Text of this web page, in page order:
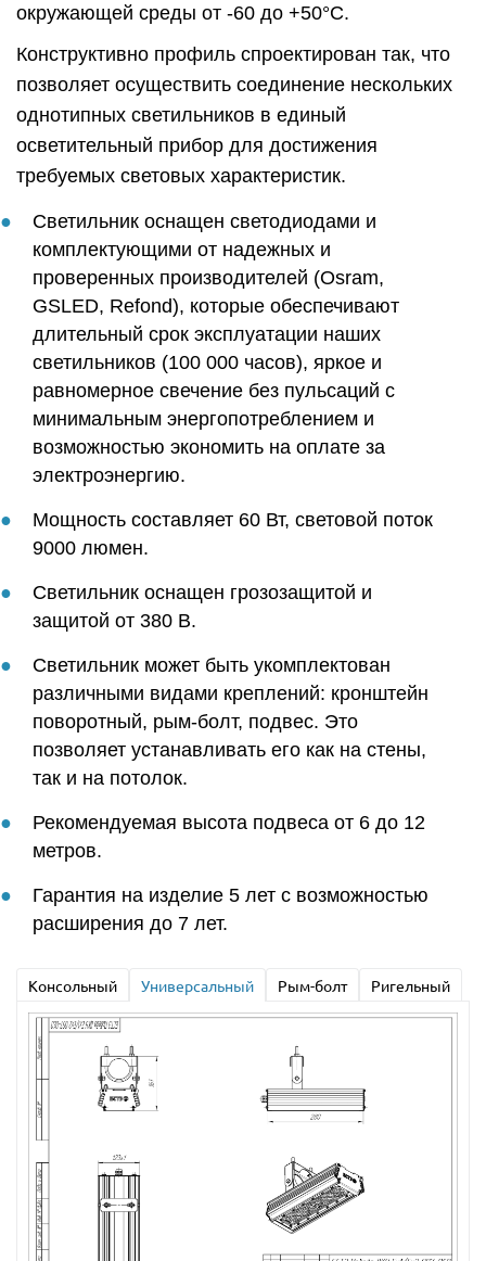
окружающей среды от -60 до +50°C.
Конструктивно профиль спроектирован так, что
позволяет осуществить соединение нескольких
однотипных светильников в единый
осветительный прибор для достижения
требуемых световых характеристик.
Светильник оснащен светодиодами и
комплектующими от надежных и
проверенных производителей (Osram,
GSLED, Refond), которые обеспечивают
длительный срок эксплуатации наших
светильников (100 000 часов), яркое и
равномерное свечение без пульсаций с
минимальным энергопотреблением и
возможностью экономить на оплате за
электроэнергию.
Мощность составляет 60 Вт, световой поток
9000 люмен.
Светильник оснащен грозозащитой и
защитой от 380 В.
Светильник может быть укомплектован
различными видами креплений: кронштейн
поворотный, рым-болт, подвес. Это
позволяет устанавливать его как на стены,
так и на потолок.
Рекомендуемая высота подвеса от 6 до 12
метров.
Гарантия на изделие 5 лет с возможностью
расширения до 7 лет.
Консольный Универсальный Рым-болт Ригельный